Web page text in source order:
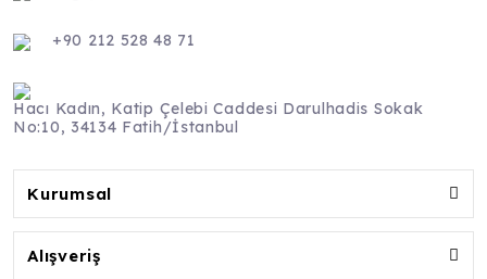
+90 212 528 48 71
Hacı Kadın, Katip Çelebi Caddesi Darulhadis Sokak
No:10, 34134 Fatih/İstanbul
Kurumsal
Alışveriş